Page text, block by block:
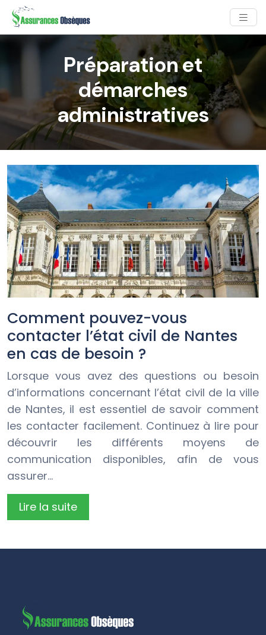
Préparation et
démarches
administratives
Comment pouvez-vous
contacter l’état civil de Nantes
en cas de besoin ?
Lorsque vous avez des questions ou besoin
d’informations concernant l’état civil de la ville
de Nantes, il est essentiel de savoir comment
les contacter facilement. Continuez à lire pour
découvrir les différents moyens de
communication disponibles, afin de vous
assurer…
Lire la suite